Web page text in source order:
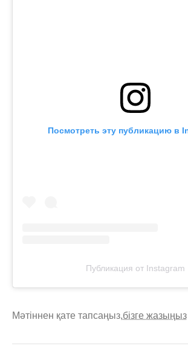
Посмотреть эту публикацию в
Публикация от Instagram
Мәтіннен қате тапсаңыз,бізге жазыңыз